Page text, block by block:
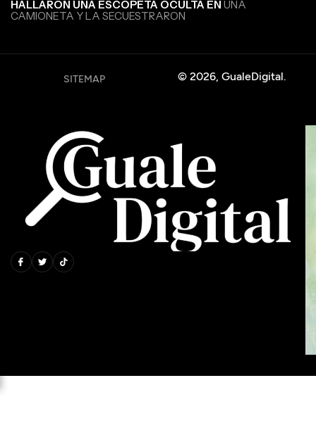
HALLARON UNA ESCOPETA OCULTA EN UNA
CAMIONETA Y LA SECUESTRARON
© 2026, GualeDigital.
SITEMAP